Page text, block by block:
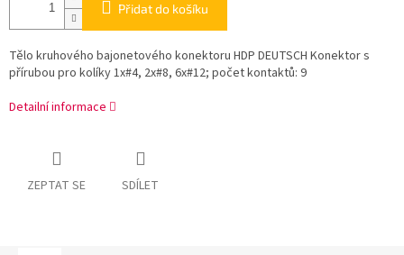
Přidat do košíku
Tělo kruhového bajonetového konektoru HDP DEUTSCH Konektor s
přírubou pro kolíky 1x#4, 2x#8, 6x#12; počet kontaktů: 9
Detailní informace
ZEPTAT SE SDÍLET